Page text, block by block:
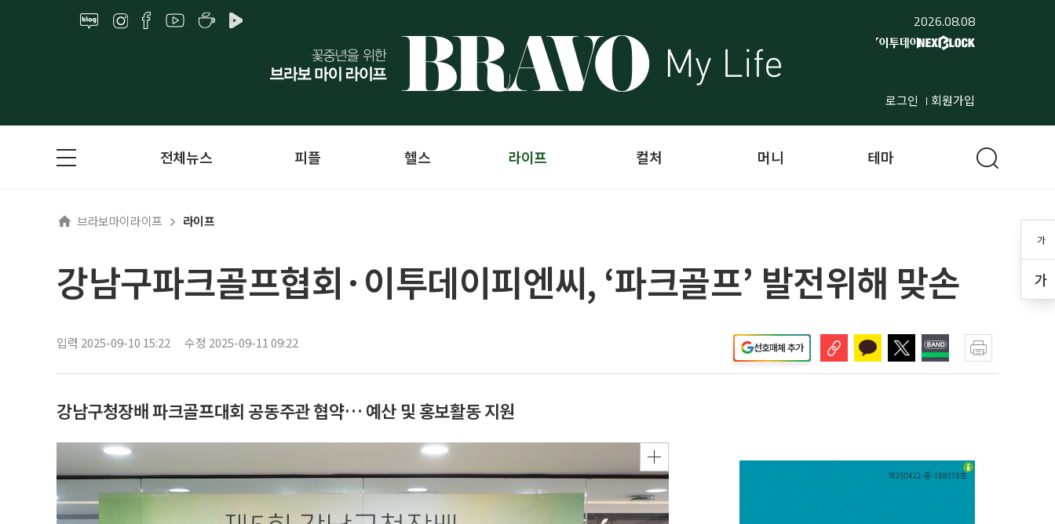
2026.08.08
로그인 회원가입
가
가
전체뉴스 피플 헬스 라이프 컬처 머니 테마
브라보마이라이프 라이프
강남구파크골프협회·이투데이피엔씨, ‘파크골프’ 발전위해 맞손
입력 2025-09-10 15:22 수정 2025-09-11 09:22 선호매체 추가
강남구청장배 파크골프대회 공동주관 협약… 예산 및 홍보활동 지원